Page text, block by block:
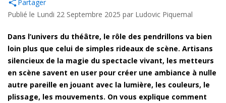
Partager
Publié le Lundi 22 Septembre 2025 par Ludovic Piquemal
Dans l’univers du théâtre, le rôle des pendrillons va bien
loin plus que celui de simples rideaux de scène. Artisans
silencieux de la magie du spectacle vivant, les metteurs
en scène savent en user pour créer une ambiance à nulle
autre pareille en jouant avec la lumière, les couleurs, le
plissage, les mouvements. On vous explique comment